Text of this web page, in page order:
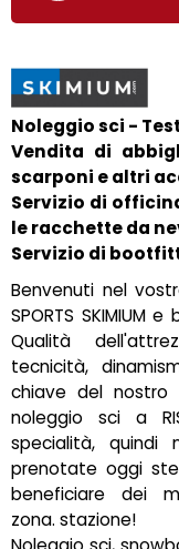
Noleggio sci -
Vendita di
scarponi e altri
Servizio di
le racchette da
Servizio di
Benvenuti nel
SPORTS SKIMIUM
Qualità
tecnicità,
chiave del
noleggio sci a
specialità,
prenotate oggi
beneficiare dei
zona. stazione!